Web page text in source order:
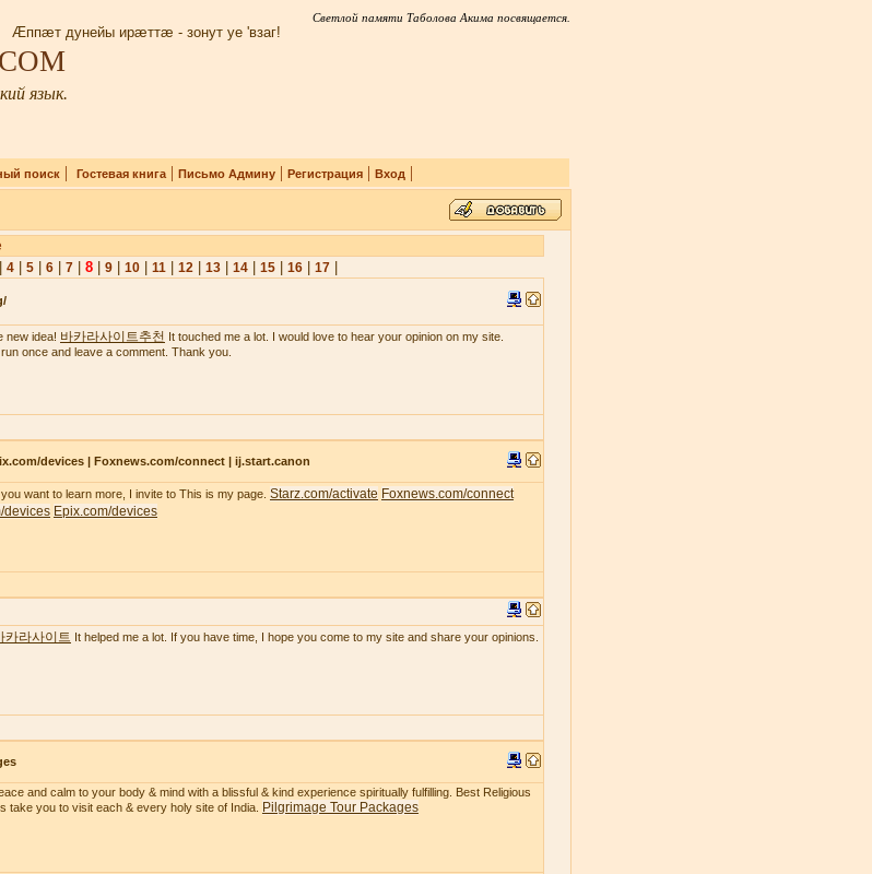
Светлой памяти Таболова Акима посвящается.
Æппæт дунейы ирæттæ - зонут уе 'взаг!
язык.
поиск| Гостевая книга| Письмо Админу| Регистрация| Вход |
4| 5| 6| 7| 8| 9| 10| 11| 12| 13| 14| 15| 16| 17|
new idea! 바카라사이트추천 It touched me a lot. I would love to hear your opinion on my site.
once and leave a comment. Thank you.
devices | Foxnews.com/connect | ij.start.canon
want to learn more, I invite to This is my page. Starz.com/activate Foxnews.com/connect
devices Epix.com/devices
카라사이트 It helped me a lot. If you have time, I hope you come to my site and share your opinions.
and calm to your body & mind with a blissful & kind experience spiritually fulfilling. Best Religious
take you to visit each & every holy site of India.
Pilgrimage Tour Packages